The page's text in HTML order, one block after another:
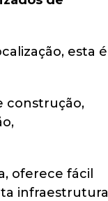
esta é
construção,
oferece fácil
infraestrutura